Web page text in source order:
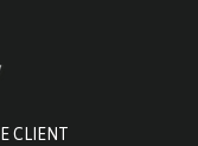
CLIENT